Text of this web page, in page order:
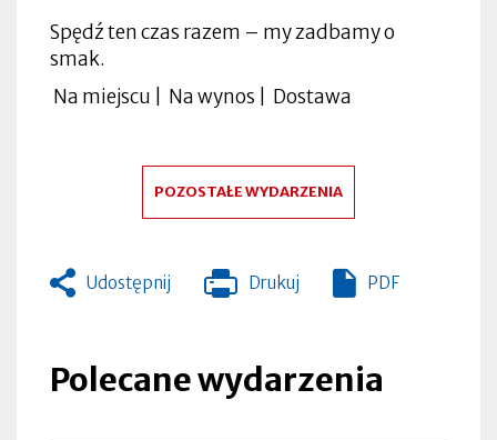
Spędź ten czas razem – my zadbamy o
smak.
Na miejscu | Na wynos | Dostawa
POZOSTAŁE WYDARZENIA
Udostępnij Drukuj
Otworzy
zakładce
PDF
Polecane wydarzenia